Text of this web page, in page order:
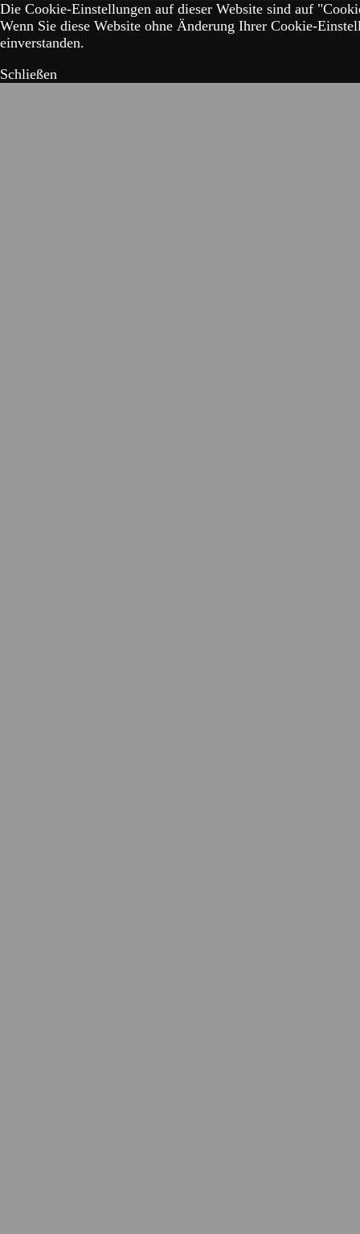
Die Cookie-Einstellungen auf dieser Website sind auf
Wenn Sie diese Website ohne Änderung Ihrer Cookie-
einverstanden.
Schließen